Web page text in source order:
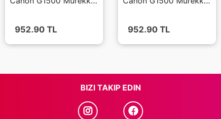
952.90 TL 952.90 TL
BIZI TAKIP EDIN